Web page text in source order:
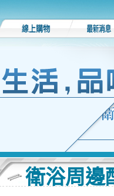
衛浴周邊